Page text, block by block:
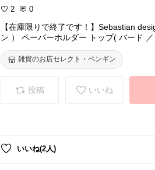
2 0
【在庫限りで終了です！】Sebastian
ン ） ペーパーホルダー トップ( バード
雑貨のお店セレクト・ペンギン
投稿 いいね
いいね(2人)